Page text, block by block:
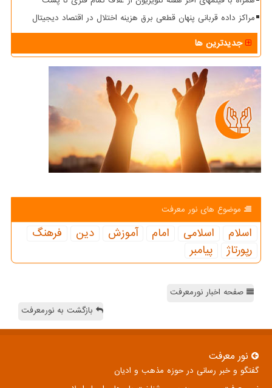
مراکز داده قربانی پنهان قطعی برق هزینه اختلال در اقتصاد دیجیتال
جدیدترین ها
موضوع های نور معرفت
اسلام اسلامی امام آموزش دین
فرهنگ
رپورتاژ
پیامبر
صفحه اخبار نورمعرفت
بازگشت به نورمعرفت
نور معرفت
گفتگو و خبر رسانی در حوزه مذهب و ادیان